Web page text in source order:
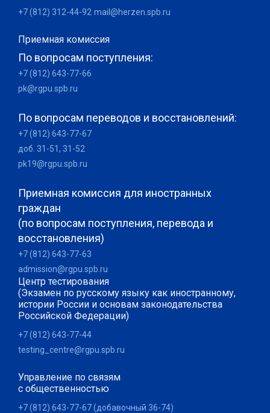
+7 (812) 312-44-92 mail@herzen.spb.ru
Приемная комиссия
По вопросам поступления:
+7 (812) 643-77-66
pk@rgpu.spb.ru
По вопросам переводов и восстановлений:
+7 (812) 643-77-67
доб. 31-51, 31-52
pk19@rgpu.spb.ru
Приемная комиссия для иностранных
граждан
(по вопросам поступления, перевода и
восстановления)
+7 (812) 643-77-63
admission@rgpu.spb.ru
Центр тестирования
(Экзамен по русскому языку как иностранному,
истории России и основам законодательства
Российской Федерации)
+7 (812) 643-77-44
testing_centre@rgpu.spb.ru
Управление по связям
с общественностью
+7 (812) 643-77-67 (добавочный 36-74)